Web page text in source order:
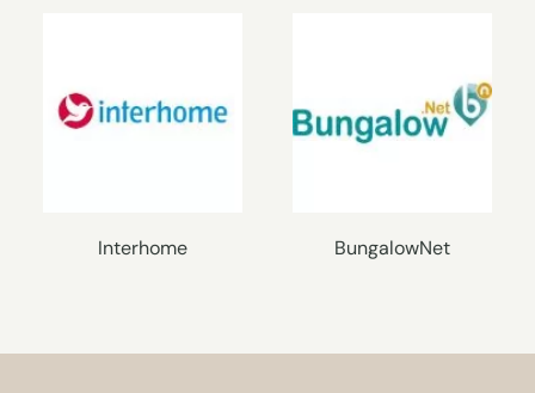
Interhome BungalowNet